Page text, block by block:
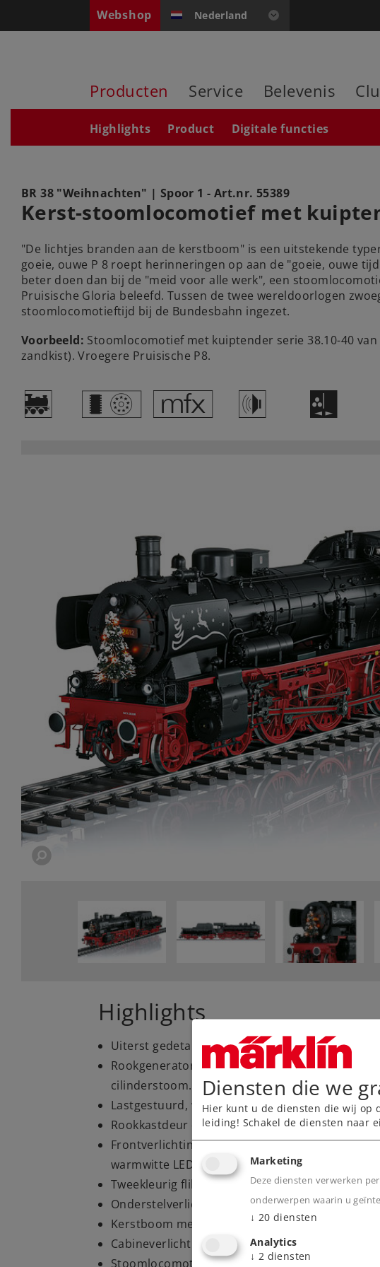
Webshop Nederland
Producten Service Belevenis
Highlights Product Digitale functies
BR 38 "Weihnachten" | Spoor 1 - Art.nr. 55389
Kerst-stoomlocomotief met
"De lichtjes branden aan de kerstboom" is een uitstekende
goeie, ouwe P 8 roept herinneringen op aan de "goeie, ouwe
beter doen dan bij de "meid voor alle werk", een
Pruisische Gloria beleefd. Tussen de twee wereldoorlogen
stoomlocomotieftijd bij de Bundesbahn ingezet.
Voorbeeld: Stoomlocomotief met kuiptender serie 38.10-40
zandkist). Vroegere Pruisische P8.
) c e h H
Highlights
Uiterst gedetailleerde, metalen constructie.
Rookgenerator met wielsynchrone
cilinderstoom.
Lastgestuurd, wielsynchroon rijgeluid.
Rookkastdeur die open kan met veel originele
Frontverlichting met bij het tijdperk passende
warmwitte LED.
Tweekleurig flikkerend licht in de vuurkist.
Onderstelverlichting.
Kerstboom met ledverlichting digitaal
Cabineverlichting.
Stoomlocomotief fluit "O dennenboom".
Diensten die we
Hier kunt u de diensten die wij op
leiding! Schakel de diensten naar
Marketing
Deze diensten verwerken
onderwerpen waarin u
↓ 20 diensten
Analytics
↓ 2 diensten